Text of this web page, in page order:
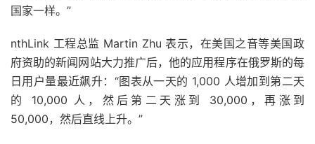
国家一样。”
nthLink 工程总监 Martin Zhu 表示，在美国之音等美国政
府资助的新闻网站大力推广后，他的应用程序在俄罗斯的每
日用户量最近飙升：“图表从一天的 1,000 人增加到第二天
的 10,000 人，然后第二天涨到 30,000，再涨到
50,000，然后直线上升。”